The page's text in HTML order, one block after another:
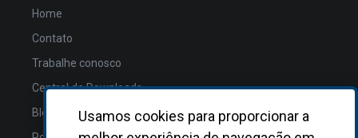
Home
Contato
Trabalhe conosco
Central de Downloads
Blog
Usamos cookies para proporcionar a